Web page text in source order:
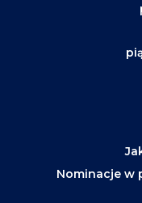
Nominacje w